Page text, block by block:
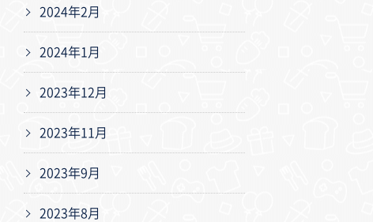
2024年2月
2024年1月
2023年12月
2023年11月
2023年9月
2023年8月